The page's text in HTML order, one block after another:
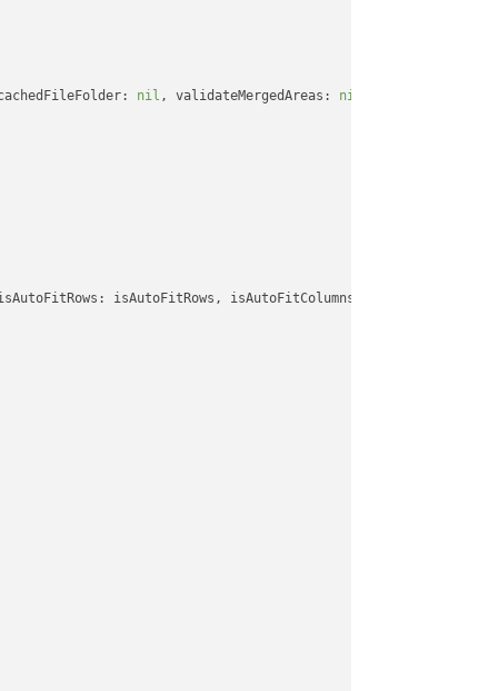
nil , validateMergedAreas: nil
isAutoFitRows, isAutoFitColumns: